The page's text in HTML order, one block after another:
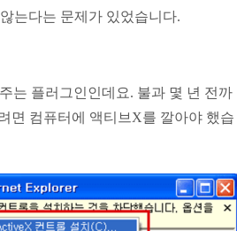
는다는 문제가 있었습니다.
는 플러그인인데요. 불과 몇 년 전까
면 컴퓨터에 액티브X를 깔아야 했습